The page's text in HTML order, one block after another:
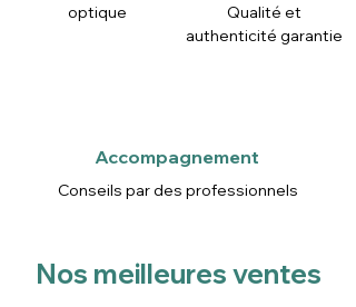
optique
Qualité et
authenticité garantie
Accompagnement
Conseils par des professionnels
Nos meilleures ventes